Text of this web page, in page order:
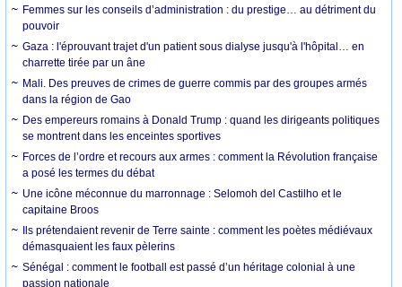
Femmes sur les conseils d’administration : du prestige… au détriment du
pouvoir
Gaza : l'éprouvant trajet d'un patient sous dialyse jusqu'à l'hôpital… en
charrette tirée par un âne
Mali. Des preuves de crimes de guerre commis par des groupes armés
dans la région de Gao
Des empereurs romains à Donald Trump : quand les dirigeants politiques
se montrent dans les enceintes sportives
Forces de l’ordre et recours aux armes : comment la Révolution française
a posé les termes du débat
Une icône méconnue du marronnage : Selomoh del Castilho et le
capitaine Broos
Ils prétendaient revenir de Terre sainte : comment les poètes médiévaux
démasquaient les faux pèlerins
Sénégal : comment le football est passé d’un héritage colonial à une
passion nationale